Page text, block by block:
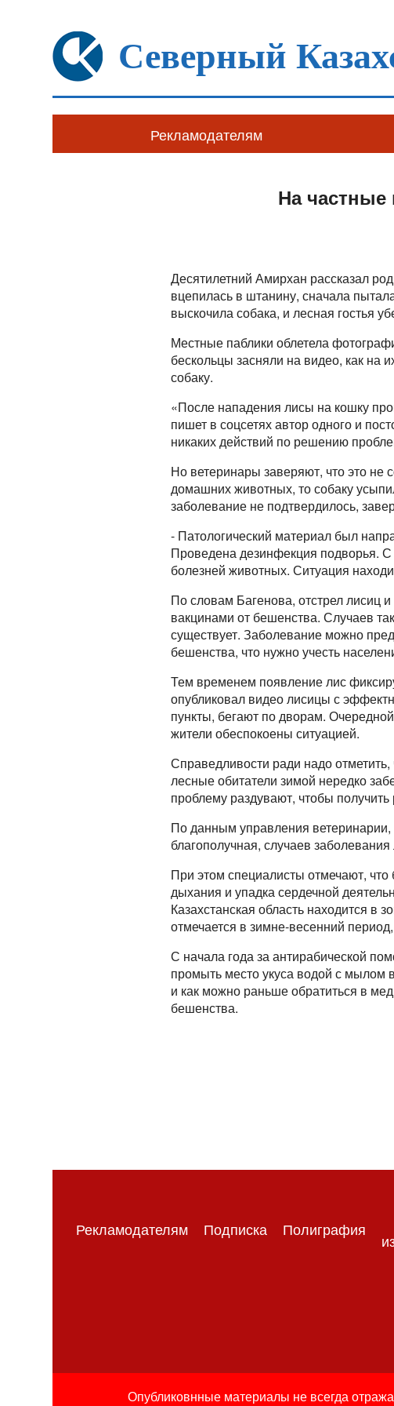
Северный
Рекламодателям
На частные
Десятилетний Амирхан рассказал
вцепилась в штанину, сначала
выскочила собака, и лесная гостья
Местные паблики облетела
бескольцы засняли на видео, как на
собаку.
«После нападения лисы на кошку
пишет в соцсетях автор одного и
никаких действий по решению
Но ветеринары заверяют, что это не
домашних животных, то собаку
заболевание не подтвердилось,
- Патологический материал был
Проведена дезинфекция подворья.
болезней животных. Ситуация
По словам Багенова, отстрел лисиц
вакцинами от бешенства. Случаев
существует. Заболевание можно
бешенства, что нужно учесть
Тем временем появление лис
опубликовал видео лисицы с
пункты, бегают по дворам.
жители обеспокоены ситуацией.
Справедливости ради надо
лесные обитатели зимой нередко
проблему раздувают, чтобы
По данным управления ветеринарии,
благополучная, случаев
При этом специалисты отмечают,
дыхания и упадка сердечной
Казахстанская область находится в
отмечается в зимне-весенний
С начала года за антирабической
промыть место укуса водой с мылом
и как можно раньше обратиться в
бешенства.
Рекламодателям Подписка Полиграфия
Опубликовнные материалы не всегда